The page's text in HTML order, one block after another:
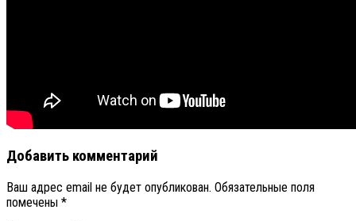
Добавить комментарий
Ваш адрес email не будет опубликован. Обязательные поля
помечены *